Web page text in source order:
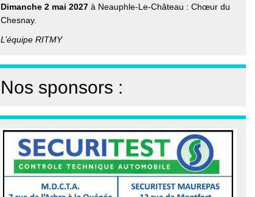
Dimanche 2 mai 2027 à Neauphle-Le-Château : Chœur du
Chesnay.
L’équipe RITMY
Nos sponsors :